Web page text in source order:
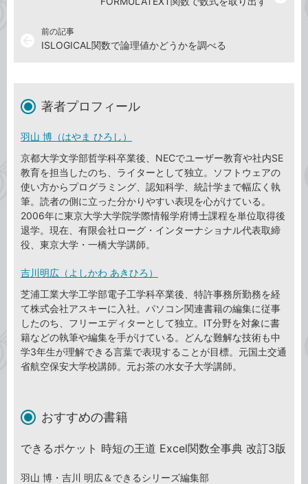
前の記事
ISLOGICAL関数で論理値かどうかを調べる
著者プロフィール
羽山 博（はやま ひろし）
京都大学文学部哲学科卒業後、NECでユーザー教育や社内SE
教育を担当したのち、ライターとして独立。ソフトウェアの
使い方からプログラミング、認知科学、統計学まで幅広く執
筆。読者の側に立った分かりやすい表現を心がけている。
2006年に東京大学大学院学際情報学府博士課程を単位取得後
退学。現在、有限会社ローグ・インターナショナル代表取締
役、東京大学・一橋大学講師。
吉川明広（よしかわ あきひろ）
芝浦工業大学工学部電子工学科卒業後、特許事務所勤務を経
て株式会社アスキーに入社。パソコン関連書籍の編集に従事
したのち、フリーエディターとして独立。IT分野を対象に書
籍などの執筆や編集を手がけている。どんな難解な技術も中
学3年生が理解できる言葉で表現することが目標。元国土交通
省航空保安大学校講師。元お茶の水女子大学講師。
おすすめの書籍
できるポケット 時短の王道 Excel関数全事典 改訂3版
羽山 博・吉川 明広＆できるシリーズ編集部